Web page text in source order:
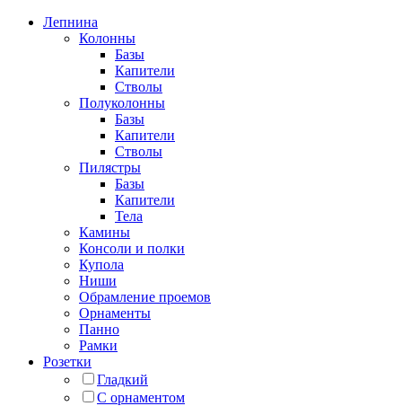
Лепнина
Колонны
Базы
Капители
Стволы
Полуколонны
Базы
Капители
Стволы
Пилястры
Базы
Капители
Тела
Камины
Консоли и полки
Купола
Ниши
Обрамление проемов
Орнаменты
Панно
Рамки
Розетки
Гладкий
С орнаментом